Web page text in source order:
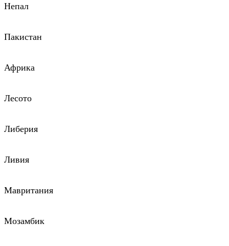
Непал
Пакистан
Африка
Лесото
Либерия
Ливия
Мавритания
Мозамбик